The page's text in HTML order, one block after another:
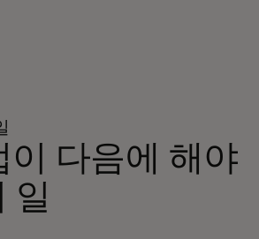
가치
이 다음에 해야
일